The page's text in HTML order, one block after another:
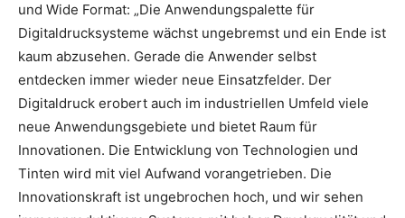
und Wide Format: „Die Anwendungspalette für
Digitaldrucksysteme wächst ungebremst und ein Ende ist
kaum abzusehen. Gerade die Anwender selbst
entdecken immer wieder neue Einsatzfelder. Der
Digitaldruck erobert auch im industriellen Umfeld viele
neue Anwendungsgebiete und bietet Raum für
Innovationen. Die Entwicklung von Technologien und
Tinten wird mit viel Aufwand vorangetrieben. Die
Innovationskraft ist ungebrochen hoch, und wir sehen